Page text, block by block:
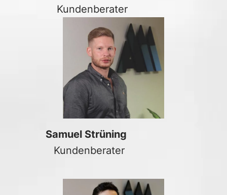
Kundenberater
Samuel Strüning
Kundenberater